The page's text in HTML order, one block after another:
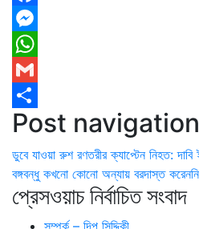
Facebook
Messenger
WhatsApp
Gmail
Share
Post navigation
ডুবে যাওয়া রুশ রণতরীর ক্যাপ্টেন নিহত:
বঙ্গবন্ধু কখনো কোনো অন্যায় বরদাস্ত
প্রেসওয়াচ নির্বাচিত সংবাদ